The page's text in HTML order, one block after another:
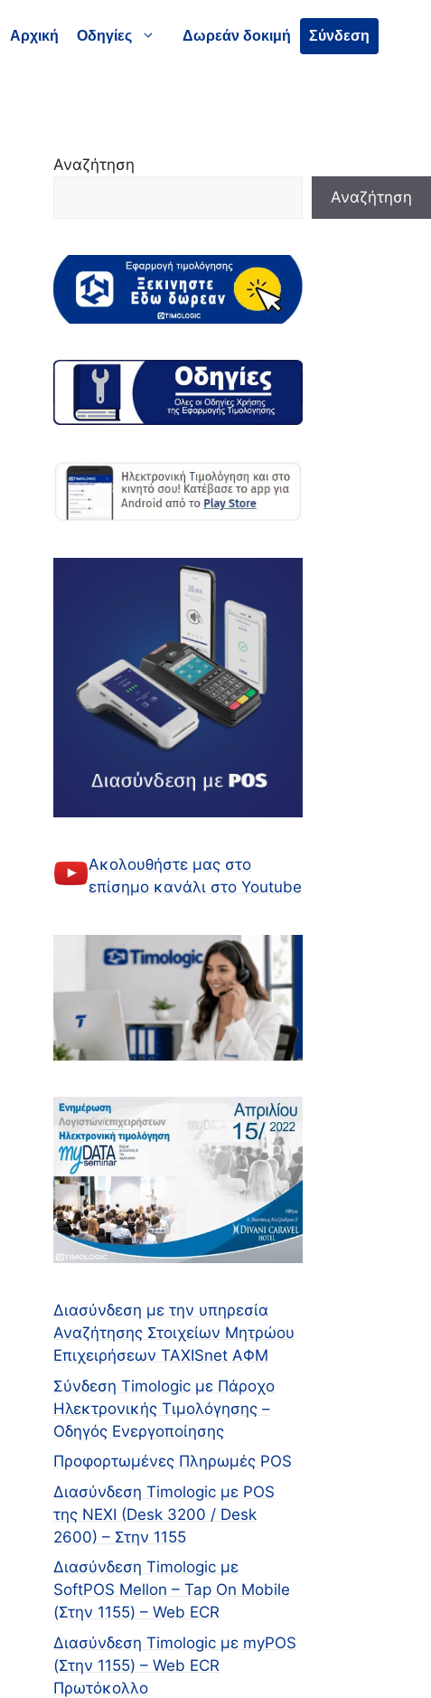
Αρχική Οδηγίες Δωρεάν δοκιμή Σύνδεση
Αναζήτηση
Αναζήτηση
Ακολουθήστε μας στο
επίσημο κανάλι στο Youtube
Διασύνδεση με την υπηρεσία
Αναζήτησης Στοιχείων Μητρώου
Επιχειρήσεων TAXISnet ΑΦΜ
Σύνδεση Timologic με Πάροχο
Ηλεκτρονικής Τιμολόγησης –
Οδηγός Ενεργοποίησης
Προφορτωμένες Πληρωμές POS
Διασύνδεση Timologic με POS
της NEXI (Desk 3200 / Desk
2600) – Στην 1155
Διασύνδεση Timologic με
SoftPOS Mellon – Tap On Mobile
(Στην 1155) – Web ECR
Διασύνδεση Timologic με myPOS
(Στην 1155) – Web ECR
Πρωτόκολλο